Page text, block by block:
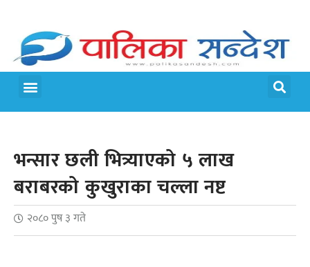
भन्सार छली भित्र्याएको ५ लाख
बराबरको कुखुराका चल्ला नष्ट
२०८० पुष ३ गते